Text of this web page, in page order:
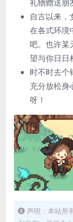
礼物赠送朋
自古以来，
在各式环境
吧。也许某
望与你日日
时不时去个
充分放松身
呀！
声明：本站所